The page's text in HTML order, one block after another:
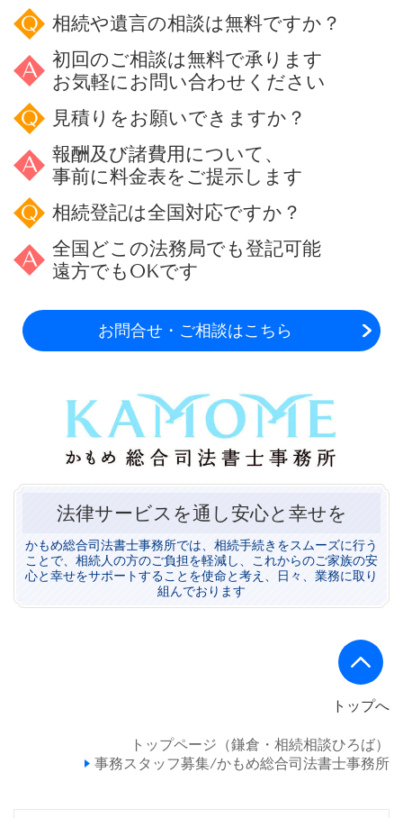
相続や遺言の相談は無料ですか？
初回のご相談は無料で承ります
お気軽にお問い合わせください
見積りをお願いできますか？
報酬及び諸費用について、
事前に料金表をご提示します
相続登記は全国対応ですか？
全国どこの法務局でも登記可能
遠方でもOKです
お問合せ・ご相談はこちら
法律サービスを通し安心と幸せを
かもめ総合司法書士事務所では、相続手続きをスムーズに行う
ことで、相続人の方のご負担を軽減し、これからのご家族の安
心と幸せをサポートすることを使命と考え、日々、業務に取り
組んでおります
トップへ
トップページ（鎌倉・相続相談ひろば）
事務スタッフ募集/かもめ総合司法書士事務所